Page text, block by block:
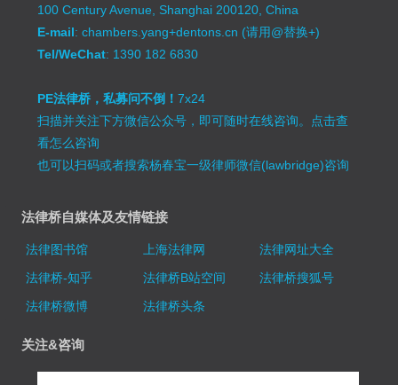
100 Century Avenue, Shanghai 200120, China
E-mail: chambers.yang+dentons.cn (请用@替换+)
Tel/WeChat: 1390 182 6830
PE法律桥，私募问不倒！7x24
扫描并关注下方微信公众号，即可随时在线咨询。 点击查
看怎么咨询
也可以扫码或者搜索杨春宝一级律师微信(lawbridge)咨询
法律桥自媒体及友情链接
法律图书馆 上海法律网
法律网址大全
法律桥-知乎
法律桥B站空间
法律桥搜狐号
法律桥微博
法律桥头条
关注&咨询